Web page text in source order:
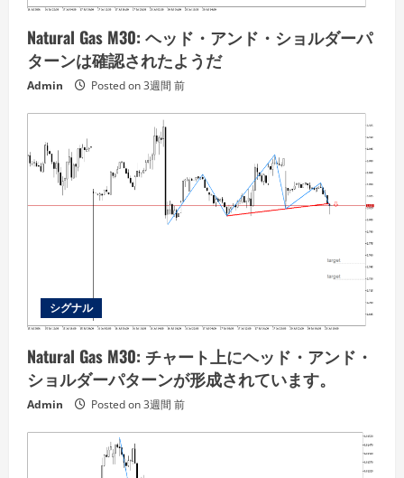
Natural Gas M30: ヘッド・アンド・ショルダーパ
ターンは確認されたようだ
Admin Posted on 3週間 前
シグナル
Natural Gas M30: チャート上にヘッド・アンド・
ショルダーパターンが形成されています。
Admin Posted on 3週間 前